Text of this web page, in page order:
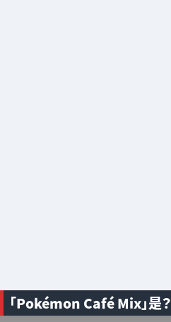
「Pokémon Café Mix」是？